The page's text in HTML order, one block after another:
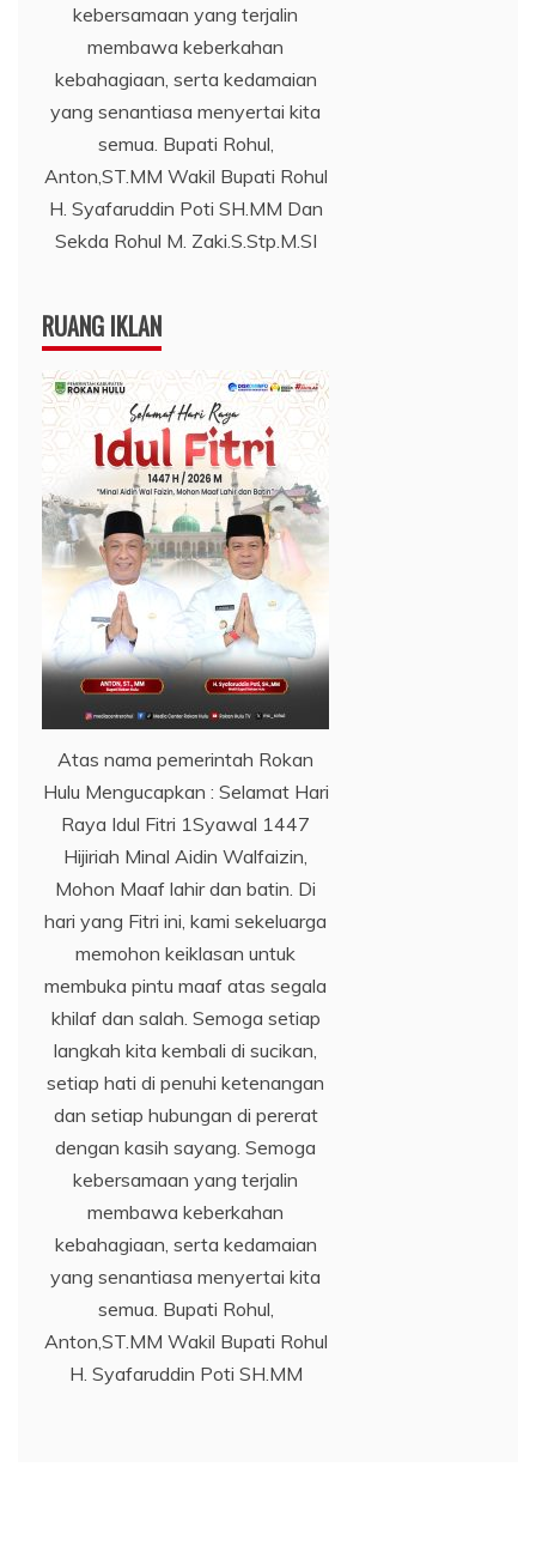
kebersamaan yang terjalin
membawa keberkahan
kebahagiaan, serta kedamaian
yang senantiasa menyertai kita
semua. Bupati Rohul,
Anton,ST.MM Wakil Bupati Rohul
H. Syafaruddin Poti SH.MM Dan
Sekda Rohul M. Zaki.S.Stp.M.SI
RUANG IKLAN
Atas nama pemerintah Rokan
Hulu Mengucapkan : Selamat Hari
Raya Idul Fitri 1Syawal 1447
Hijiriah Minal Aidin Walfaizin,
Mohon Maaf lahir dan batin. Di
hari yang Fitri ini, kami sekeluarga
memohon keiklasan untuk
membuka pintu maaf atas segala
khilaf dan salah. Semoga setiap
langkah kita kembali di sucikan,
setiap hati di penuhi ketenangan
dan setiap hubungan di pererat
dengan kasih sayang. Semoga
kebersamaan yang terjalin
membawa keberkahan
kebahagiaan, serta kedamaian
yang senantiasa menyertai kita
semua. Bupati Rohul,
Anton,ST.MM Wakil Bupati Rohul
H. Syafaruddin Poti SH.MM